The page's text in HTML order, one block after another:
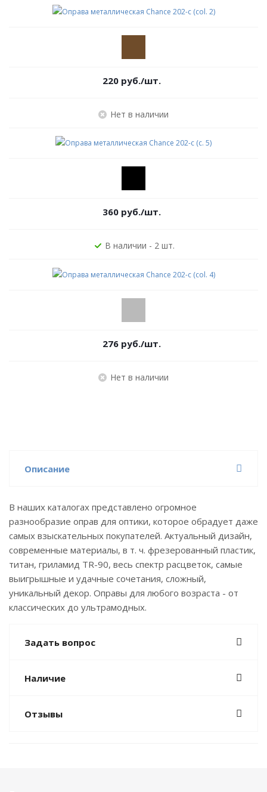
220руб./шт.
Нет в наличии
360руб./шт.
В наличии - 2 шт.
276руб./шт.
Нет в наличии
Описание
В наших каталогах представлено огромное
разнообразие оправ для оптики, которое обрадует даже
самых взыскательных покупателей. Актуальный дизайн,
современные материалы, в т. ч. фрезерованный пластик,
титан, гриламид TR-90, весь спектр расцветок, самые
выигрышные и удачные сочетания, сложный,
уникальный декор. Оправы для любого возраста - от
классических до ультрамодных.
Задать вопрос
Наличие
Отзывы